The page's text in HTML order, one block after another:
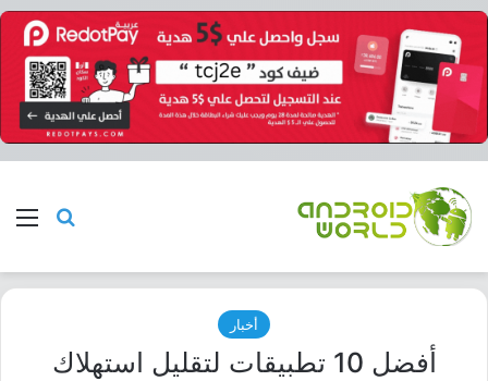
بحث
أخبار
أفضل 10 تطبيقات لتقليل استهلاك